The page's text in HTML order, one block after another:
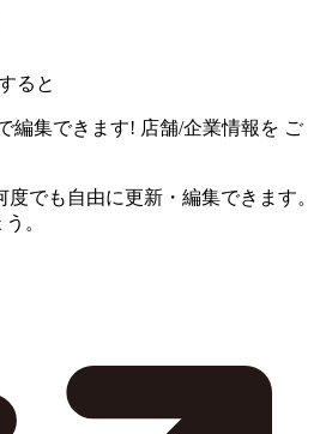
ると
編集できます! 店舗/企業情報を ご
でも自由に更新・編集できます。
。